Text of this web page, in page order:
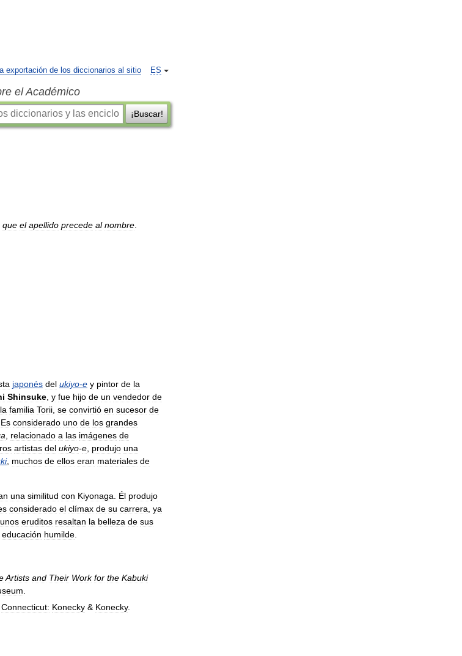
ES
exportación de los diccionarios al sitio
el Académico
¡Buscar!
que el apellido precede al nombre
japonés del ukiyo-e y pintor de la
Shinsuke y fue hijo de un vendedor de
la familia Torii se convirtió en sucesor de
Es considerado uno de los grandes
relacionado a las imágenes de
artistas del ukiyo-e produjo una
, muchos de ellos eran materiales de
una similitud con Kiyonaga Él produjo
considerado el clímax de su carrera ya
eruditos resaltan la belleza de sus
educación humilde
Artists and Their Work for the Kabuki
Connecticut: Konecky & Konecky.